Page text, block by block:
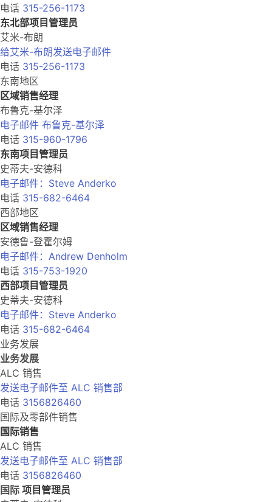
电话 315-256-1173
东北部项目管理员
艾米-布朗
给艾米-布朗发送电子邮件
电话 315-256-1173
东南地区
区域销售经理
布鲁克-基尔泽
电子邮件 布鲁克-基尔泽
电话 315-960-1796
东南项目管理员
史蒂夫-安德科
电子邮件：Steve Anderko
电话 315-682-6464
西部地区
区域销售经理
安德鲁-登霍尔姆
电子邮件：Andrew Denholm
电话 315-753-1920
西部项目管理员
史蒂夫-安德科
电子邮件：Steve Anderko
电话 315-682-6464
业务发展
业务发展
ALC 销售
发送电子邮件至 ALC 销售部
电话 3156826460
国际及零部件销售
国际销售
ALC 销售
发送电子邮件至 ALC 销售部
电话 3156826460
国际 项目管理员